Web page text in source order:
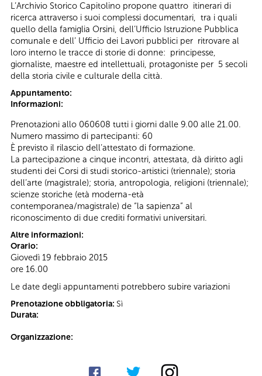
L’Archivio Storico Capitolino propone quattro itinerari di
ricerca attraverso i suoi complessi documentari, tra i quali
quello della famiglia Orsini, dell’Ufficio Istruzione Pubblica
comunale e dell’ Ufficio dei Lavori pubblici per ritrovare al
loro interno le tracce di storie di donne: principesse,
giornaliste, maestre ed intellettuali, protagoniste per 5 secoli
della storia civile e culturale della città.
Appuntamento:
Informazioni:
Prenotazioni allo 060608 tutti i giorni dalle 9.00 alle 21.00.
Numero massimo di partecipanti: 60
È previsto il rilascio dell’attestato di formazione.
La partecipazione a cinque incontri, attestata, dà diritto agli
studenti dei Corsi di studi storico-artistici (triennale); storia
dell’arte (magistrale); storia, antropologia, religioni (triennale);
scienze storiche (età moderna-età
contemporanea/magistrale) de “la sapienza” al
riconoscimento di due crediti formativi universitari.
Altre informazioni:
Orario:
Giovedì 19 febbraio 2015
ore 16.00
Le date degli appuntamenti potrebbero subire variazioni
Prenotazione obbligatoria: Sì
Durata:
Organizzazione: